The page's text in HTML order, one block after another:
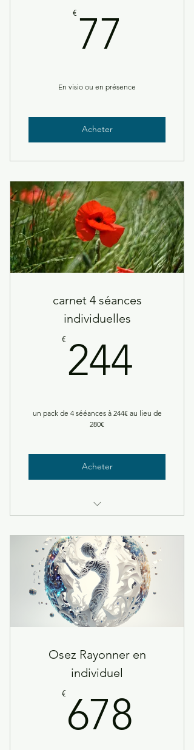
€ 77
En visio ou en présence
Acheter
carnet 4 séances
individuelles
€ 244
un pack de 4 sééances à 244€ au lieu de
280€
Acheter
en présence à Baillargues
Osez Rayonner en
individuel
€ 678